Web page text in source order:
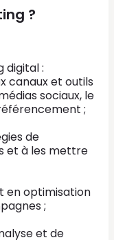
?
digital :
canaux et outils
sociaux, le
;
de
et à les mettre
en optimisation
;
et de